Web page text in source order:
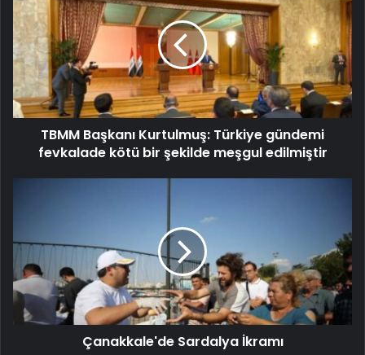
TBMM Başkanı Kurtulmuş: Türkiye gündemi
fevkalade kötü bir şekilde meşgul edilmiştir
Çanakkale'de Sardalya İkramı